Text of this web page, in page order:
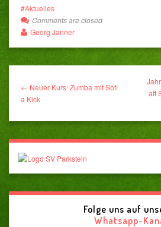
Aktuelles
Comments are closed
Georg Janner
← Neuer Kurs: Zumba mit Sofi
a Kick
aft
Folge uns auf
Whatsapp-